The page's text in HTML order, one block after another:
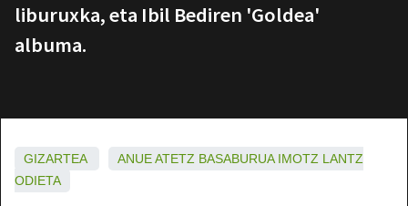
liburuxka, eta Ibil Bediren 'Goldea'
albuma.
GIZARTEA ANUEATETZ BASABURUA IMOTZ LANTZ
ODIETA